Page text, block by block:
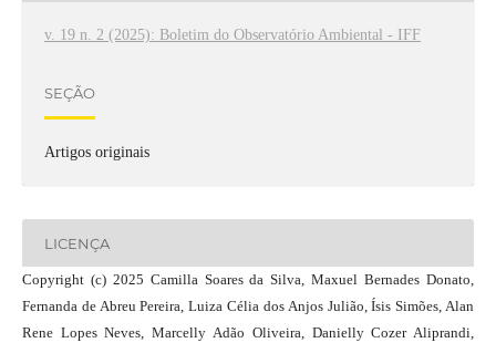
v. 19 n. 2 (2025): Boletim do Observatório Ambiental - IFF
SEÇÃO
Artigos originais
LICENÇA
Copyright (c) 2025 Camilla Soares da Silva, Maxuel Bernades Donato,
Fernanda de Abreu Pereira, Luiza Célia dos Anjos Julião, Ísis Simões, Alan
Rene Lopes Neves, Marcelly Adão Oliveira, Danielly Cozer Aliprandi,